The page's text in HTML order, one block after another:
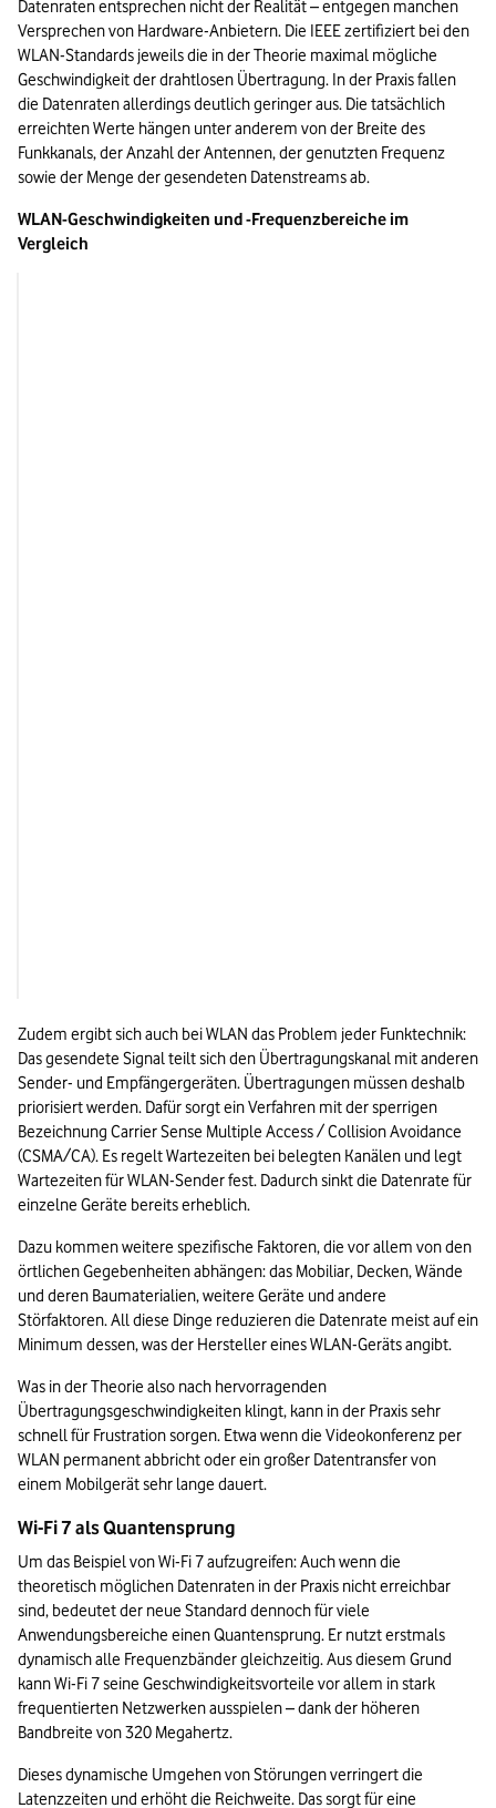
Datenraten entsprechen nicht der Realität – entgegen manchen
Versprechen von Hardware-Anbietern. Die IEEE zertifiziert bei den
WLAN-Standards jeweils die in der Theorie maximal mögliche
Geschwindigkeit der drahtlosen Übertragung. In der Praxis fallen
die Datenraten allerdings deutlich geringer aus. Die tatsächlich
erreichten Werte hängen unter anderem von der Breite des
Funkkanals, der Anzahl der Antennen, der genutzten Frequenz
sowie der Menge der gesendeten Datenstreams ab.
WLAN-Geschwindigkeiten und -Frequenzbereiche im
Vergleich
Zudem ergibt sich auch bei WLAN das Problem jeder Funktechnik:
Das gesendete Signal teilt sich den Übertragungskanal mit anderen
Sender- und Empfängergeräten. Übertragungen müssen deshalb
priorisiert werden. Dafür sorgt ein Verfahren mit der sperrigen
Bezeichnung Carrier Sense Multiple Access / Collision Avoidance
(CSMA/CA). Es regelt Wartezeiten bei belegten Kanälen und legt
Wartezeiten für WLAN-Sender fest. Dadurch sinkt die Datenrate für
einzelne Geräte bereits erheblich.
Dazu kommen weitere spezifische Faktoren, die vor allem von den
örtlichen Gegebenheiten abhängen: das Mobiliar, Decken, Wände
und deren Baumaterialien, weitere Geräte und andere
Störfaktoren. All diese Dinge reduzieren die Datenrate meist auf ein
Minimum dessen, was der Hersteller eines WLAN-Geräts angibt.
Was in der Theorie also nach hervorragenden
Übertragungsgeschwindigkeiten klingt, kann in der Praxis sehr
schnell für Frustration sorgen. Etwa wenn die Videokonferenz per
WLAN permanent abbricht oder ein großer Datentransfer von
einem Mobilgerät sehr lange dauert.
Wi-Fi 7 als Quantensprung
Um das Beispiel von Wi-Fi 7 aufzugreifen: Auch wenn die
theoretisch möglichen Datenraten in der Praxis nicht erreichbar
sind, bedeutet der neue Standard dennoch für viele
Anwendungsbereiche einen Quantensprung. Er nutzt erstmals
dynamisch alle Frequenzbänder gleichzeitig. Aus diesem Grund
kann Wi-Fi 7 seine Geschwindigkeitsvorteile vor allem in stark
frequentierten Netzwerken ausspielen – dank der höheren
Bandbreite von 320 Megahertz.
Dieses dynamische Umgehen von Störungen verringert die
Latenzzeiten und erhöht die Reichweite. Das sorgt für eine